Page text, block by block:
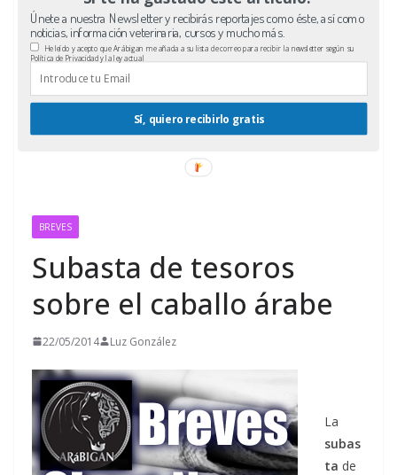
Únete a nuestra Newsletter y recibirás reportajes como éste, así como
noticias, información veterinaria, cursos y mucho más.
Sí, quiero recibirlo gratis
He leído y acepto que Arábigan me añada a su lista de correo para recibir la newsletter según su
Política de Privacidad y la ley actual
BREVES
Subasta de tesoros
sobre el caballo árabe
22/05/2014 Luz González
La
subas
ta de